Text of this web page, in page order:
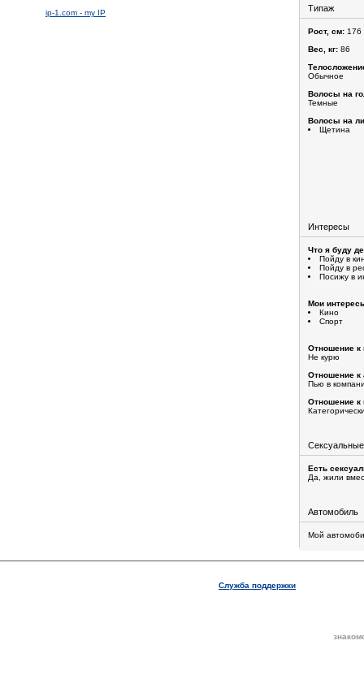
ip-1.com - my IP Типаж
Рост, см: 176
Вес, кг: 86
Обычное
Волосы на
Темные
Волосы на
Щетина
Интересы
Что я буду
Пойду в
Пойду в
Посижу в
Мои
Кино
Спорт
Отношение к
Не курю
Отношение к
Пью в
Отношение к
Есть
Да, жили
Автомобиль
Мой
Служба поддержки